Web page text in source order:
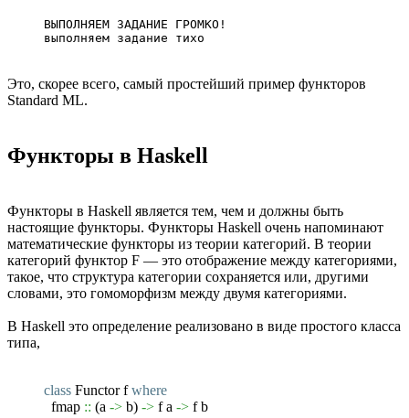
ВЫПОЛНЯЕМ ЗАДАНИЕ ГРОМКО!
выполняем задание тихо
Это, скорее всего, самый простейший пример функторов
Standard ML.
Функторы в Haskell
Функторы в Haskell является тем, чем и должны быть
настоящие функторы. Функторы Haskell очень напоминают
математические функторы из теории категорий. В теории
категорий функтор F — это отображение между категориями,
такое, что структура категории сохраняется или, другими
словами, это гомоморфизм между двумя категориями.
В Haskell это определение реализовано в виде простого класса
типа,
class Functorfwhere
fmap :: (a -> b) -> f a -> f b